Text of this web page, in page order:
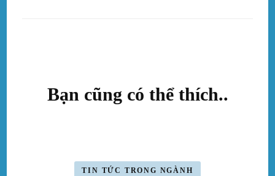
Bạn cũng có thể thích..
TIN TỨC TRONG NGÀNH